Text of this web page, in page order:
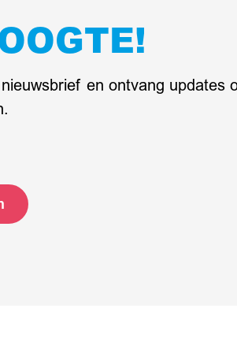
en ontvang updates